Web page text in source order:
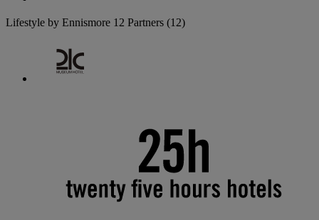
Lifestyle by Ennismore 12 Partners (12)